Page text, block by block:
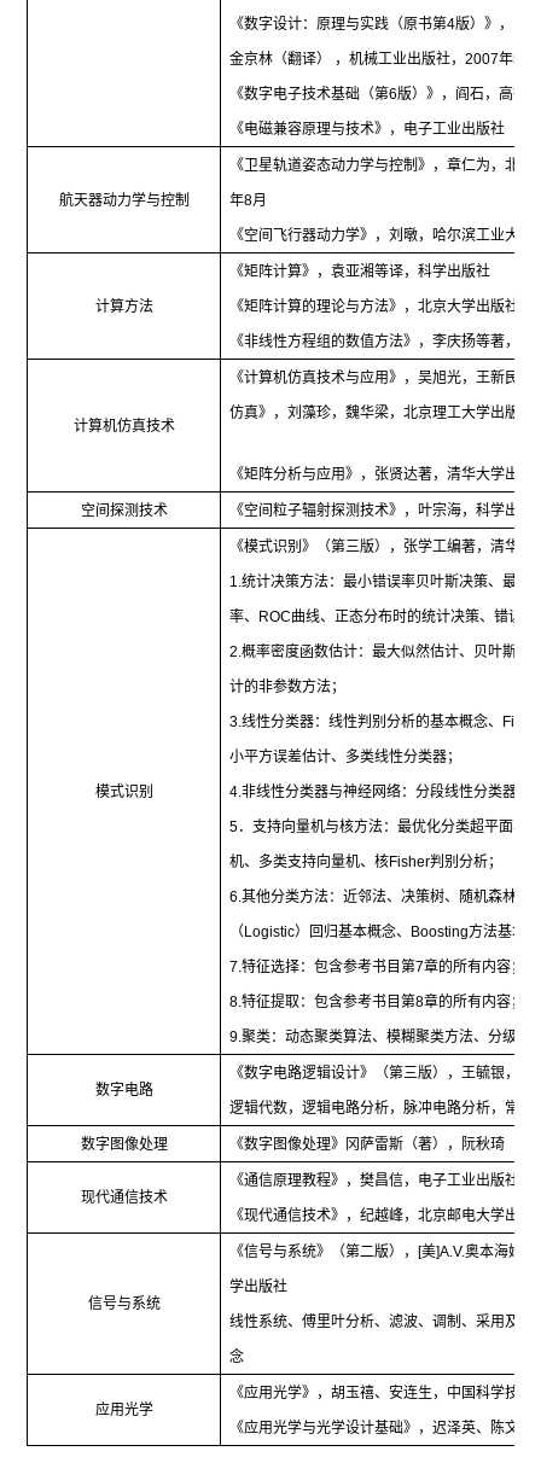
《数字设计：原理与实践（原书第4版）》，（
金京林（翻译） ，机械工业出版社，2007年5
《数字电子技术基础（第6版）》，阎石，高等
《电磁兼容原理与技术》，电子工业出版社
航天器动力学与控制
《卫星轨道姿态动力学与控制》，章仁为，北
年8月
《空间飞行器动力学》，刘暾，哈尔滨工业大学
计算方法
《矩阵计算》，袁亚湘等译，科学出版社
《矩阵计算的理论与方法》，北京大学出版社，
《非线性方程组的数值方法》，李庆扬等著，科
计算机仿真技术
《计算机仿真技术与应用》，吴旭光，王新民
仿真》，刘藻珍，魏华梁，北京理工大学出版社
《矩阵分析与应用》，张贤达著，清华大学出版
空间探测技术 《空间粒子辐射探测技术》，叶宗海，科学出版
模式识别
《模式识别》（第三版），张学工编著，清华大
1.统计决策方法：最小错误率贝叶斯决策、最小
率、 ROC曲线、正态分布时的统计决策、错误
2.概率密度函数估计：最大似然估计、贝叶斯估
计的非参数方法；
3.线性分类器：线性判别分析的基本概念、
小平方误差估计、多类线性分类器；
4.非线性分类器与神经网络：分段线性分类器、
5．支持向量机与核方法：最优化分类超平面与
机、多类支持向量机、核Fisher判别分析；
6.其他分类方法：近邻法、决策树、随机森林基
（Logistic）回归基本概念、 Boosting方法基本
7.特征选择：包含参考书目第7章的所有内容；
8.特征提取：包含参考书目第8章的所有内容；
9.聚类：动态聚类算法、模糊聚类方法、分级聚
数字电路
《数字电路逻辑设计》（第三版），王毓银，高
逻辑代数，逻辑电路分析，脉冲电路分析，常用
数字图像处理 《数字图像处理》冈萨雷斯（著），阮秋琦（
现代通信技术
《通信原理教程》，樊昌信，电子工业出版社；
《现代通信技术》，纪越峰，北京邮电大学出版
信号与系统
《信号与系统》（第二版）， [美]A.V.奥本海姆
学出版社
线性系统、傅里叶分析、滤波、调制、采用及包
念
应用光学
《应用光学》，胡玉禧、安连生，中国科学技术
《应用光学与光学设计基础》，迟泽英、陈文建